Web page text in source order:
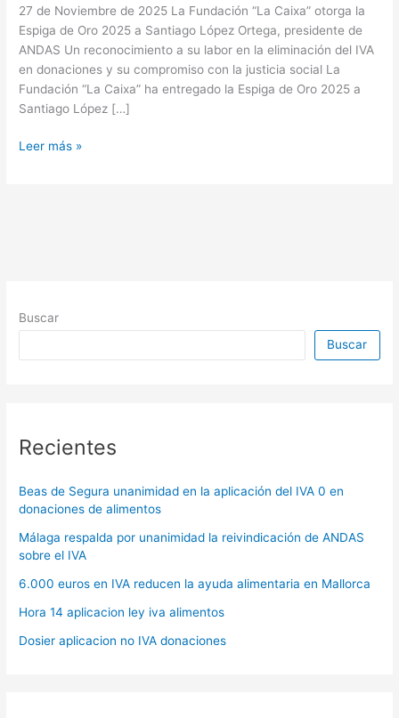
27 de Noviembre de 2025 La Fundación “La Caixa” otorga la
Espiga de Oro 2025 a Santiago López Ortega, presidente de
ANDAS Un reconocimiento a su labor en la eliminación del IVA
en donaciones y su compromiso con la justicia social La
Fundación “La Caixa” ha entregado la Espiga de Oro 2025 a
Santiago López […]
Premio
Leer más »
Buscar
Buscar
Recientes
Beas de Segura unanimidad en la aplicación del IVA 0 en
donaciones de alimentos
Málaga respalda por unanimidad la reivindicación de ANDAS
sobre el IVA
6.000 euros en IVA reducen la ayuda alimentaria en Mallorca
Hora 14 aplicacion ley iva alimentos
Dosier aplicacion no IVA donaciones